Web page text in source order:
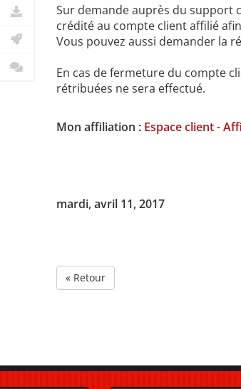
Sur demande auprès du support
crédité au compte client affilié
Vous pouvez aussi demander la
En cas de fermeture du compte
rétribuées ne sera effectué.
Mon affiliation : Espace client -
mardi, avril 11, 2017
« Retour